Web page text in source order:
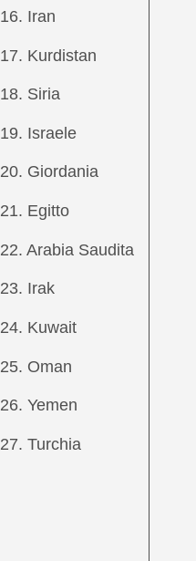
16. Iran
17. Kurdistan
18. Siria
19. Israele
20. Giordania
21. Egitto
22. Arabia Saudita
23. Irak
24. Kuwait
25. Oman
26. Yemen
27. Turchia